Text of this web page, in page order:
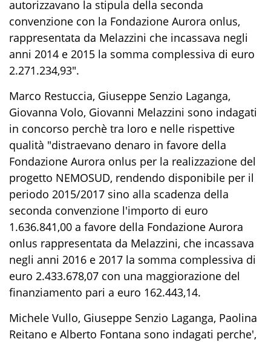
autorizzavano la stipula della seconda
convenzione con la Fondazione Aurora onlus,
rappresentata da Melazzini che incassava negli
anni 2014 e 2015 la somma complessiva di euro
2.271.234,93".
Marco Restuccia, Giuseppe Senzio Laganga,
Giovanna Volo, Giovanni Melazzini sono indagati
in concorso perchè tra loro e nelle rispettive
qualità "distraevano denaro in favore della
Fondazione Aurora onlus per la realizzazione del
progetto NEMOSUD, rendendo disponibile per il
periodo 2015/2017 sino alla scadenza della
seconda convenzione l'importo di euro
1.636.841,00 a favore della Fondazione Aurora
onlus rappresentata da Melazzini, che incassava
negli anni 2016 e 2017 la somma complessiva di
euro 2.433.678,07 con una maggiorazione del
finanziamento pari a euro 162.443,14.
Michele Vullo, Giuseppe Senzio Laganga, Paolina
Reitano e Alberto Fontana sono indagati perche',